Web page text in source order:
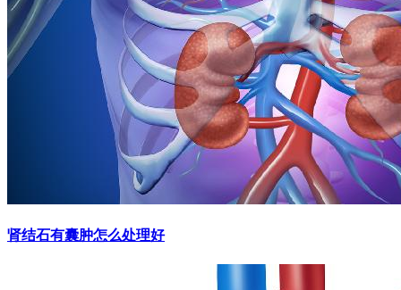
肾结石有囊肿怎么处理好